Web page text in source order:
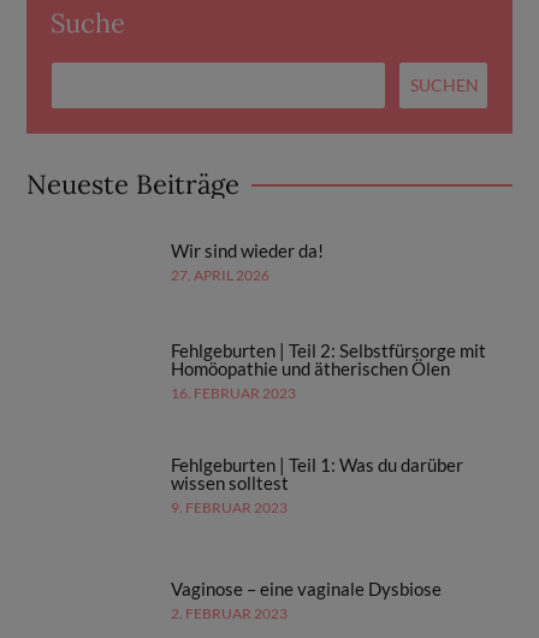
Suche
Neueste Beiträge
Wir sind wieder da!
27. APRIL 2026
Fehlgeburten | Teil 2: Selbstfürsorge mit
Homöopathie und ätherischen Ölen
16. FEBRUAR 2023
Fehlgeburten | Teil 1: Was du darüber
wissen solltest
9. FEBRUAR 2023
Vaginose – eine vaginale Dysbiose
2. FEBRUAR 2023